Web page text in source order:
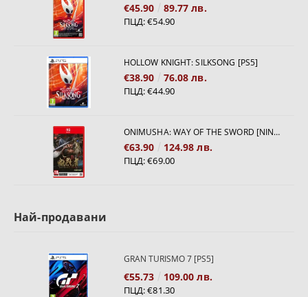
€45.90 89.77 лв.
ПЦД:€54.90
HOLLOW KNIGHT: SILKSONG [PS5]
€38.90 76.08 лв.
ПЦД:€44.90
ONIMUSHA: WAY OF THE SWORD [NINTENDO SWITCH 2]
€63.90 124.98 лв.
ПЦД:€69.00
Най-продавани
GRAN TURISMO 7 [PS5]
€55.73 109.00 лв.
ПЦД:€81.30